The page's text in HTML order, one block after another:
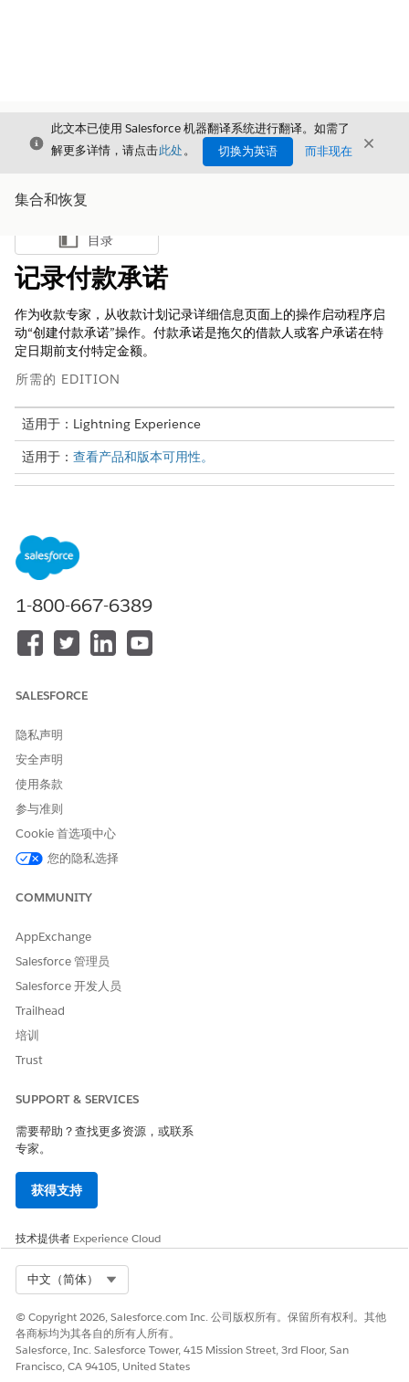
关闭
此文本已使用 Salesforce 机器翻译系统进行翻译。如需了
解更多详情，请点击此处。 切换为英语 而非现在 关闭
集合和恢复
显示目录
目录
记录付款承诺
作为收款专家，从收款计划记录详细信息页面上的操作启动程序启
动“创建付款承诺”操作。付款承诺是拖欠的借款人或客户承诺在特
定日期前支付特定金额。
所需的 EDITION
适用于：Lightning Experience
适用于： 查看产品和版本可用性。
要创建付款承诺：
“创建付款承诺”操作会触发“创建付款承诺”预构建流，这将帮助您：
记录付款计划详细信息，例如分期付款次数、分期付款金额和付
根据捕获的分期付款详细信息创建付款计划。
向客户发送一封关于承诺付款承诺确认的电子邮件。
从应用程序启动程序中，查找并选择
计划。
要启动操作，请执行以下步骤之一：
在收款计划记录详细信息页面上，从操作启动程序中，单击
创建付款承诺
在收款计划记录详细信息页面上，单击
指定还款详细信息。
如果客户选择分期付款，请输入客户打算偿还的付款金额，
选择付款来源，然后单击
查看承诺付款详细信息的摘要，然后单击
根据客户的分期付款首选项，创建付款计划和单个付款计划项目。
您可以在收款计划记录详细信息页面的“承诺付款”选项卡中查看捕
获的详细信息。
1-800-667-6389
SALESFORCE
隐私声明
安全声明
使用条款
参与准则
Cookie 首选项中心
您的隐私选择
COMMUNITY
AppExchange
Salesforce 管理员
Salesforce 开发人员
Trailhead
培训
Trust
SUPPORT & SERVICES
需要帮助？查找更多资源，或联系
专家。
获得支持
技术提供者 Experience Cloud
中文（简体）
© Copyright 2026, Salesforce.com Inc. 公司版权所有。保留所有权利。其他
各商标均为其各自的所有人所有。
Salesforce, Inc. Salesforce Tower, 415 Mission Street, 3rd Floor, San
Francisco, CA 94105, United States